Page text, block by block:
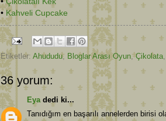
• Kahveli Cupcake
Etiketler: Ahududu, Bloglar Arası Oyun,Çikolata
36 yorum:
Eya dedi ki...
Tanıdığım en başarılı annelerden birisi